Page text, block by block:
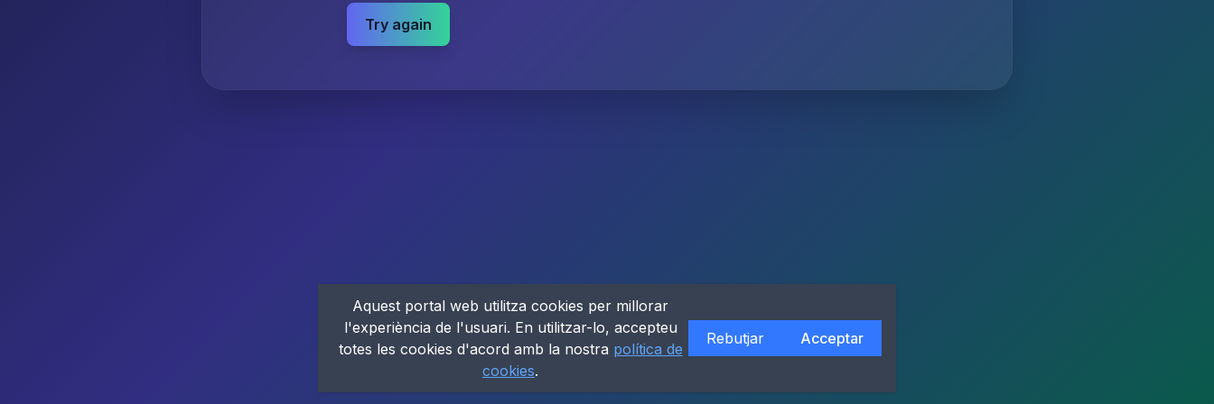
Try again
Aquest portal web utilitza cookies per millorar
l'experiència de l'usuari. En utilitzar-lo, accepteu
totes les cookies d'acord amb la nostra política de
cookies.
Rebutjar Acceptar